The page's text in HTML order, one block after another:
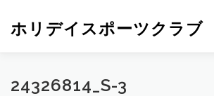
ホリデイスポーツクラブ
24326814_S-3